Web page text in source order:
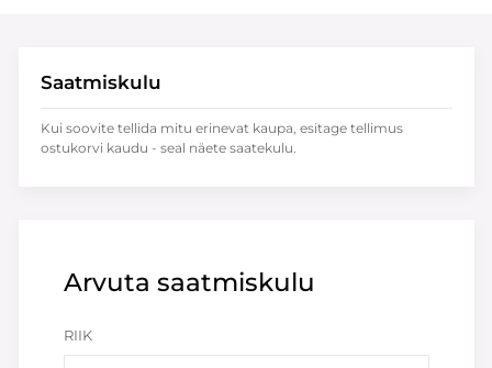
Arvuta saatmiskulu
RIIK
Saatmiskulu
Kui soovite tellida mitu erinevat kaupa, esitage tellimus
ostukorvi kaudu - seal näete saatekulu.